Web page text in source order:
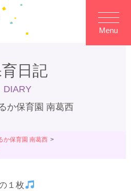
Menu
日記
DIARY
か保育園 南葛西
か保育園 南葛西
１枚